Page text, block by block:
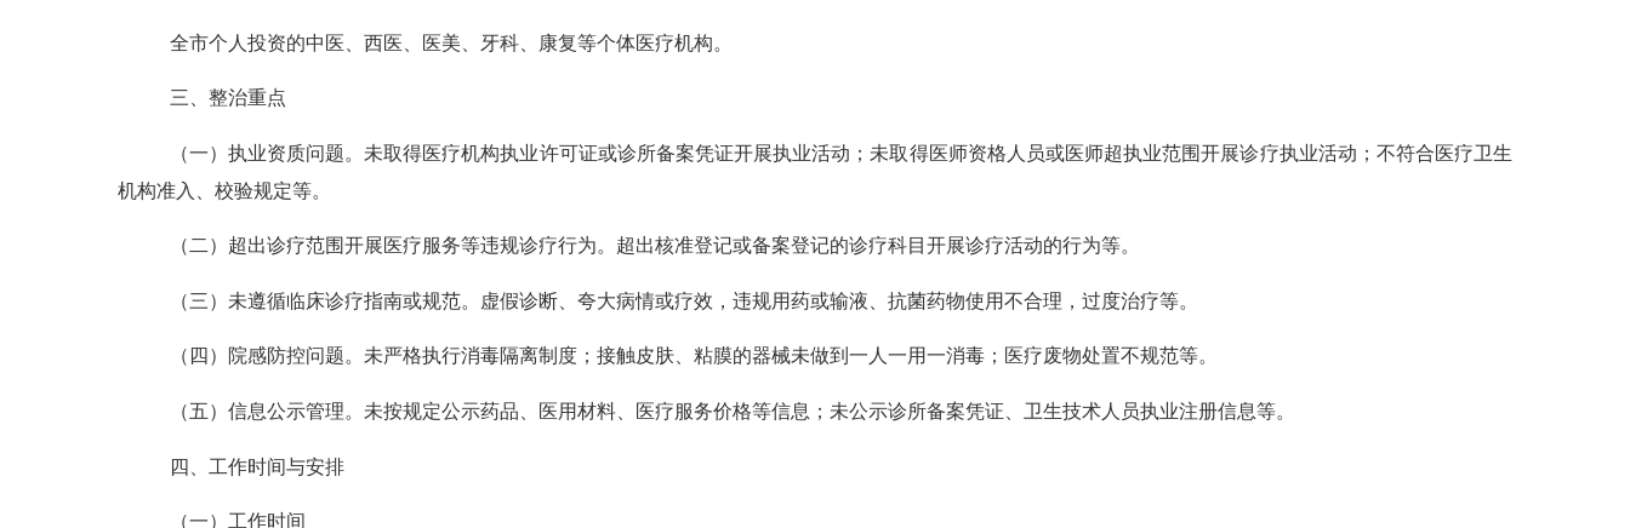
全市个人投资的中医、西医、医美、牙科、康复等个体医疗机构。
三、 整治重点
（一）执业资质问题。 未取得医疗机构执业许可证或诊所备案凭证开展执业活动； 未取得医师资格人员或医师超执业范围开展诊疗执业活动 ；不符合医疗卫生
机构准入、校验规定等。
（二）超出诊疗范围开展医疗服务等违规诊疗行为。 超出核准登记或备案登记的诊疗科目开展诊疗活动的行为等。
（三）未遵循临床诊疗指南或规范。 虚假诊断、夸大病情或疗效， 违规用药或输液、抗菌药物使用不合理 ，过度治疗等。
（四）院感防控问题。 未严格执行消毒隔离制度；接触皮肤、粘膜的器械未做到一人一用一消毒；医疗废物处置不规范等。
（五）信息公示管理。 未按规定公示药品、医用材料、医疗服务价格等信息；未公示诊所备案凭证、卫生技术人员执业注册信息等。
四、工作时间与安排
（一） 工作时间